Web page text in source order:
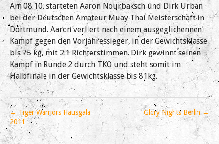
Am 08.10. starteten Aaron Nourbaksch und Dirk Urban
bei der Deutschen Amateur Muay Thai Meisterschaft in
Dortmund. Aaron verliert nach einem ausgeglichennen
Kampf gegen den Vorjahressieger, in der Gewichtsklasse
bis 75 kg, mit 2:1 Richterstimmen. Dirk gewinnt seinen
Kampf in Runde 2 durch TKO und steht somit im
Halbfinale in der Gewichtsklasse bis 81kg.
P
o
s
← Tiger Warriors Hausgala
2011
Glory Nights Berlin →